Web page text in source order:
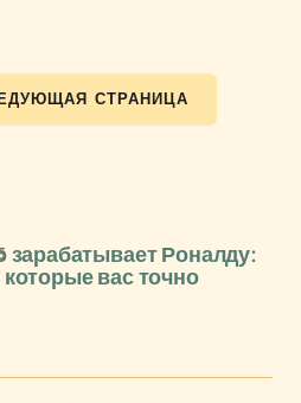
СТРАНИЦА
зарабатывает Роналду:
вас точно